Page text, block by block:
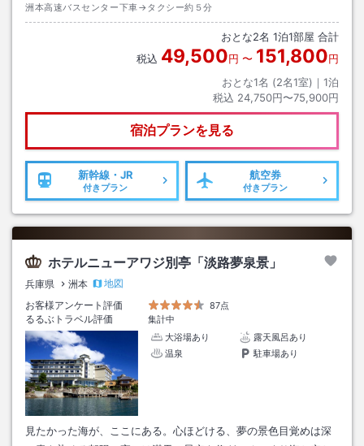
洲本高速バスセンター下車→タクシー約５分
おとな2名 1泊1部屋 合計
税込 49,500円 〜 151,800円
おとな1名 (2名1室)｜ 1泊
税込 24,750円〜75,900円
宿泊プランを見る
新幹線・JR
付きプラン
航空券
付きプラン
ホテルニューアワジ別亭「淡路夢泉景」
兵庫県 洲本
地図
お客様アンケート評価
87点
るるぶトラベル評価
集計中
大浴場あり
露天風呂あり
温泉
駐車場あり
見たかった海が、ここにある。心ほどける、夢の景色目覚めは深